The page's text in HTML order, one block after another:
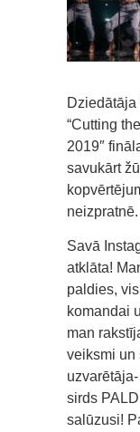
“Cutting
2019″
savukārt
neizpratnē.
Savā
atklāta!
paldies,
komandai
man
veiksmi un
sirds
salūzusi!